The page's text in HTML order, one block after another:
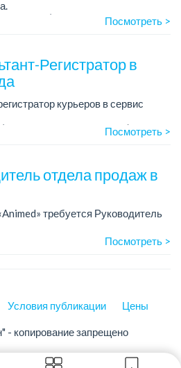
на руки (обсуждается наПосмотреть >
Регистратор в
курьеров в сервис
хана - Макатаева).Посмотреть >
отдела продаж в
требуется Руководитель
в месяц.
Посмотреть >
Условия публикации Цены
копирование запрещено